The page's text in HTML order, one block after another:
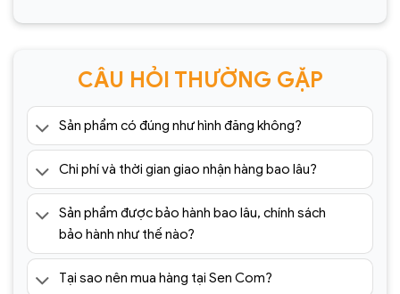
Lưu ý: Đơn hàng sẽ chỉ được gửi đi sau khi có xác
nhận của tổng đài viên trong vòng 2 tiếng. Quý
khách vui lòng giữ điện thoại
=> Tham khảo thêm 1001+ mẫutranh tráng
gương cao cấp giá rẻ tại:
https://sencom.vn/category/tranh-trang-guong
CÂU HỎI THƯỜNG GẶP
Sản phẩm có đúng như hình đăng không?
Chi phí và thời gian giao nhận hàng bao lâu?
Sản phẩm được bảo hành bao lâu, chính sách
bảo hành như thế nào?
Tại sao nên mua hàng tại Sen Com?